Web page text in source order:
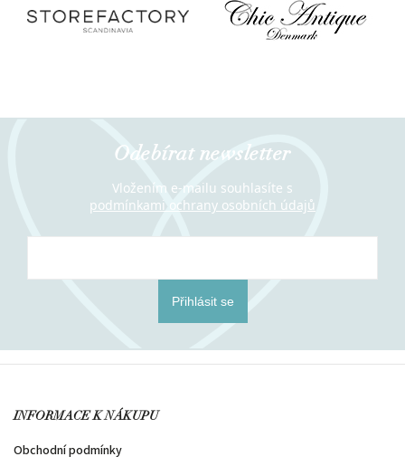
Odebírat newsletter
Vložením e-mailu souhlasíte s
podmínkami ochrany osobních údajů
Přihlásit se
INFORMACE K NÁKUPU
Obchodní podmínky